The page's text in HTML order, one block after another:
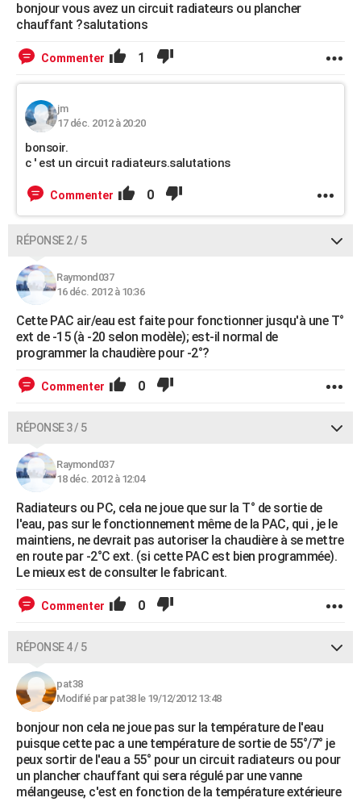
Bricolage
Lifestyle
Culture
Sport
Auto
Television
Voyage
Cinema
bonjour vous avez un circuit radiateurs ou plancher
chauffant ?salutations
Commenter 1
jm
17 déc. 2012 à 20:20
bonsoir.
c ' est un circuit radiateurs.salutations
Commenter 0
RÉPONSE 2 / 5
Raymond037
16 déc. 2012 à 10:36
Cette PAC air/eau est faite pour fonctionner jusqu'à une T°
ext de -15 (à -20 selon modèle); est-il normal de
programmer la chaudière pour -2°?
Commenter 0
RÉPONSE 3 / 5
Raymond037
18 déc. 2012 à 12:04
Radiateurs ou PC, cela ne joue que sur la T° de sortie de
l'eau, pas sur le fonctionnement même de la PAC, qui , je le
maintiens, ne devrait pas autoriser la chaudière à se mettre
en route par -2°C ext. (si cette PAC est bien programmée).
Le mieux est de consulter le fabricant.
Commenter 0
RÉPONSE 4 / 5
pat38
Modifié par pat38 le 19/12/2012 13:48
bonjour non cela ne joue pas sur la température de l'eau
puisque cette pac a une température de sortie de 55°/7° je
peux sortir de l'eau a 55° pour un circuit radiateurs ou pour
un plancher chauffant qui sera régulé par une vanne
mélangeuse, c'est en fonction de la température extérieure